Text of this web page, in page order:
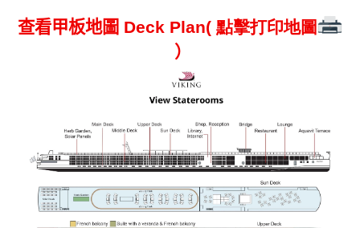
查看甲板地圖 Deck Plan( 點擊打印地圖
）